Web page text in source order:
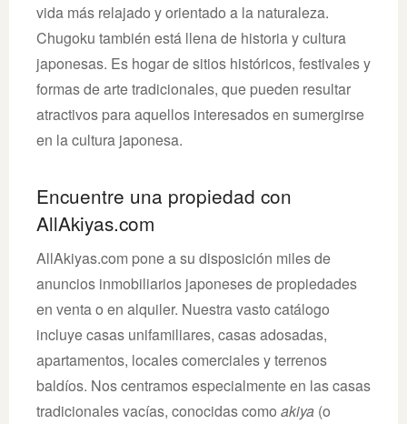
vida más relajado y orientado a la naturaleza.
Chugoku también está llena de historia y cultura
japonesas. Es hogar de sitios históricos, festivales y
formas de arte tradicionales, que pueden resultar
atractivos para aquellos interesados en sumergirse
en la cultura japonesa.
Encuentre una propiedad con
AllAkiyas.com
AllAkiyas.com pone a su disposición miles de
anuncios inmobiliarios japoneses de propiedades
en venta o en alquiler. Nuestra vasto catálogo
incluye casas unifamiliares, casas adosadas,
apartamentos, locales comerciales y terrenos
baldíos. Nos centramos especialmente en las casas
tradicionales vacías, conocidas como akiya (o